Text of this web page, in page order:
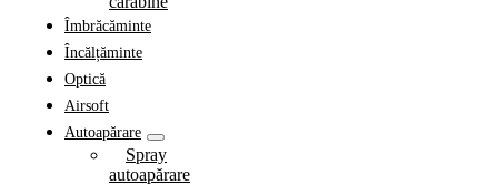
Îmbrăcăminte
Încălțăminte
Optică
Airsoft
Autoapărare
Spray
autoapărare